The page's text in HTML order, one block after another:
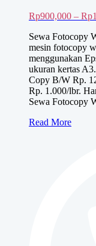
Rp900,000 – Rp
Sewa Fotocopy
mesin fotocopy
menggunakan
ukuran kertas
Copy B/W Rp.
Rp. 1.000/lbr.
Sewa Fotocopy
Sewa
Read More